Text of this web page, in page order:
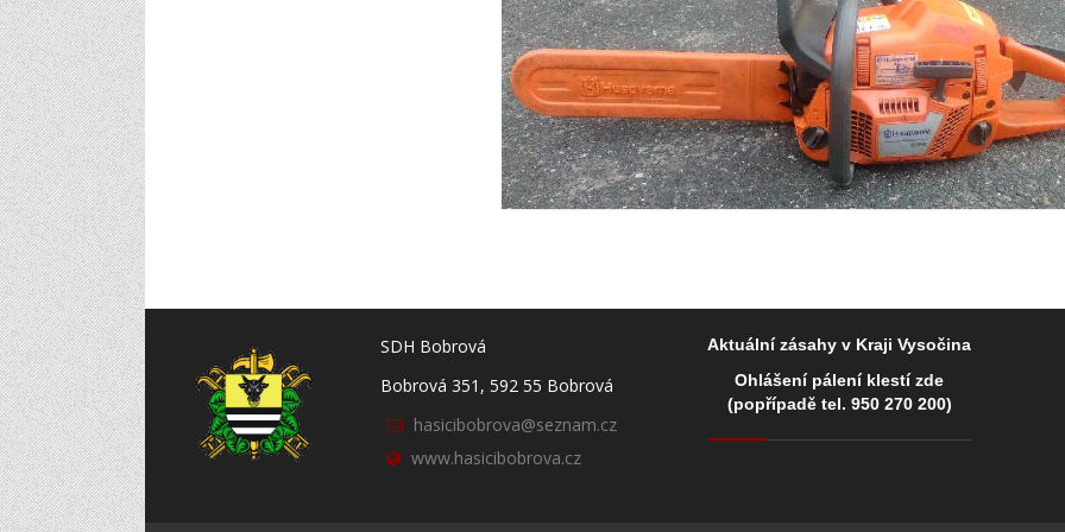
SDH Bobrová
Bobrová 351, 592 55 Bobrová
hasicibobrova@seznam.cz
www.hasicibobrova.cz
Aktuální zásahy v Kraji Vysočina
Ohlášení pálení klestí zde
(popřípadě tel. 950 270 200)